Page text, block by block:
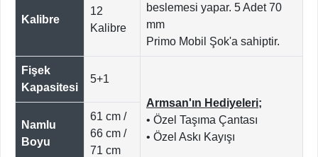
beslemesi yapar. 5 Adet 70
mm
Primo Mobil Şok'a sahiptir.
Kalibre
12
Kalibre
Fişek
Kapasitesi
5+1
Armsan'ın Hediyeleri;
• Özel Taşıma Çantası
• Özel Askı Kayışı
Namlu
Boyu
61 cm /
66 cm /
71 cm